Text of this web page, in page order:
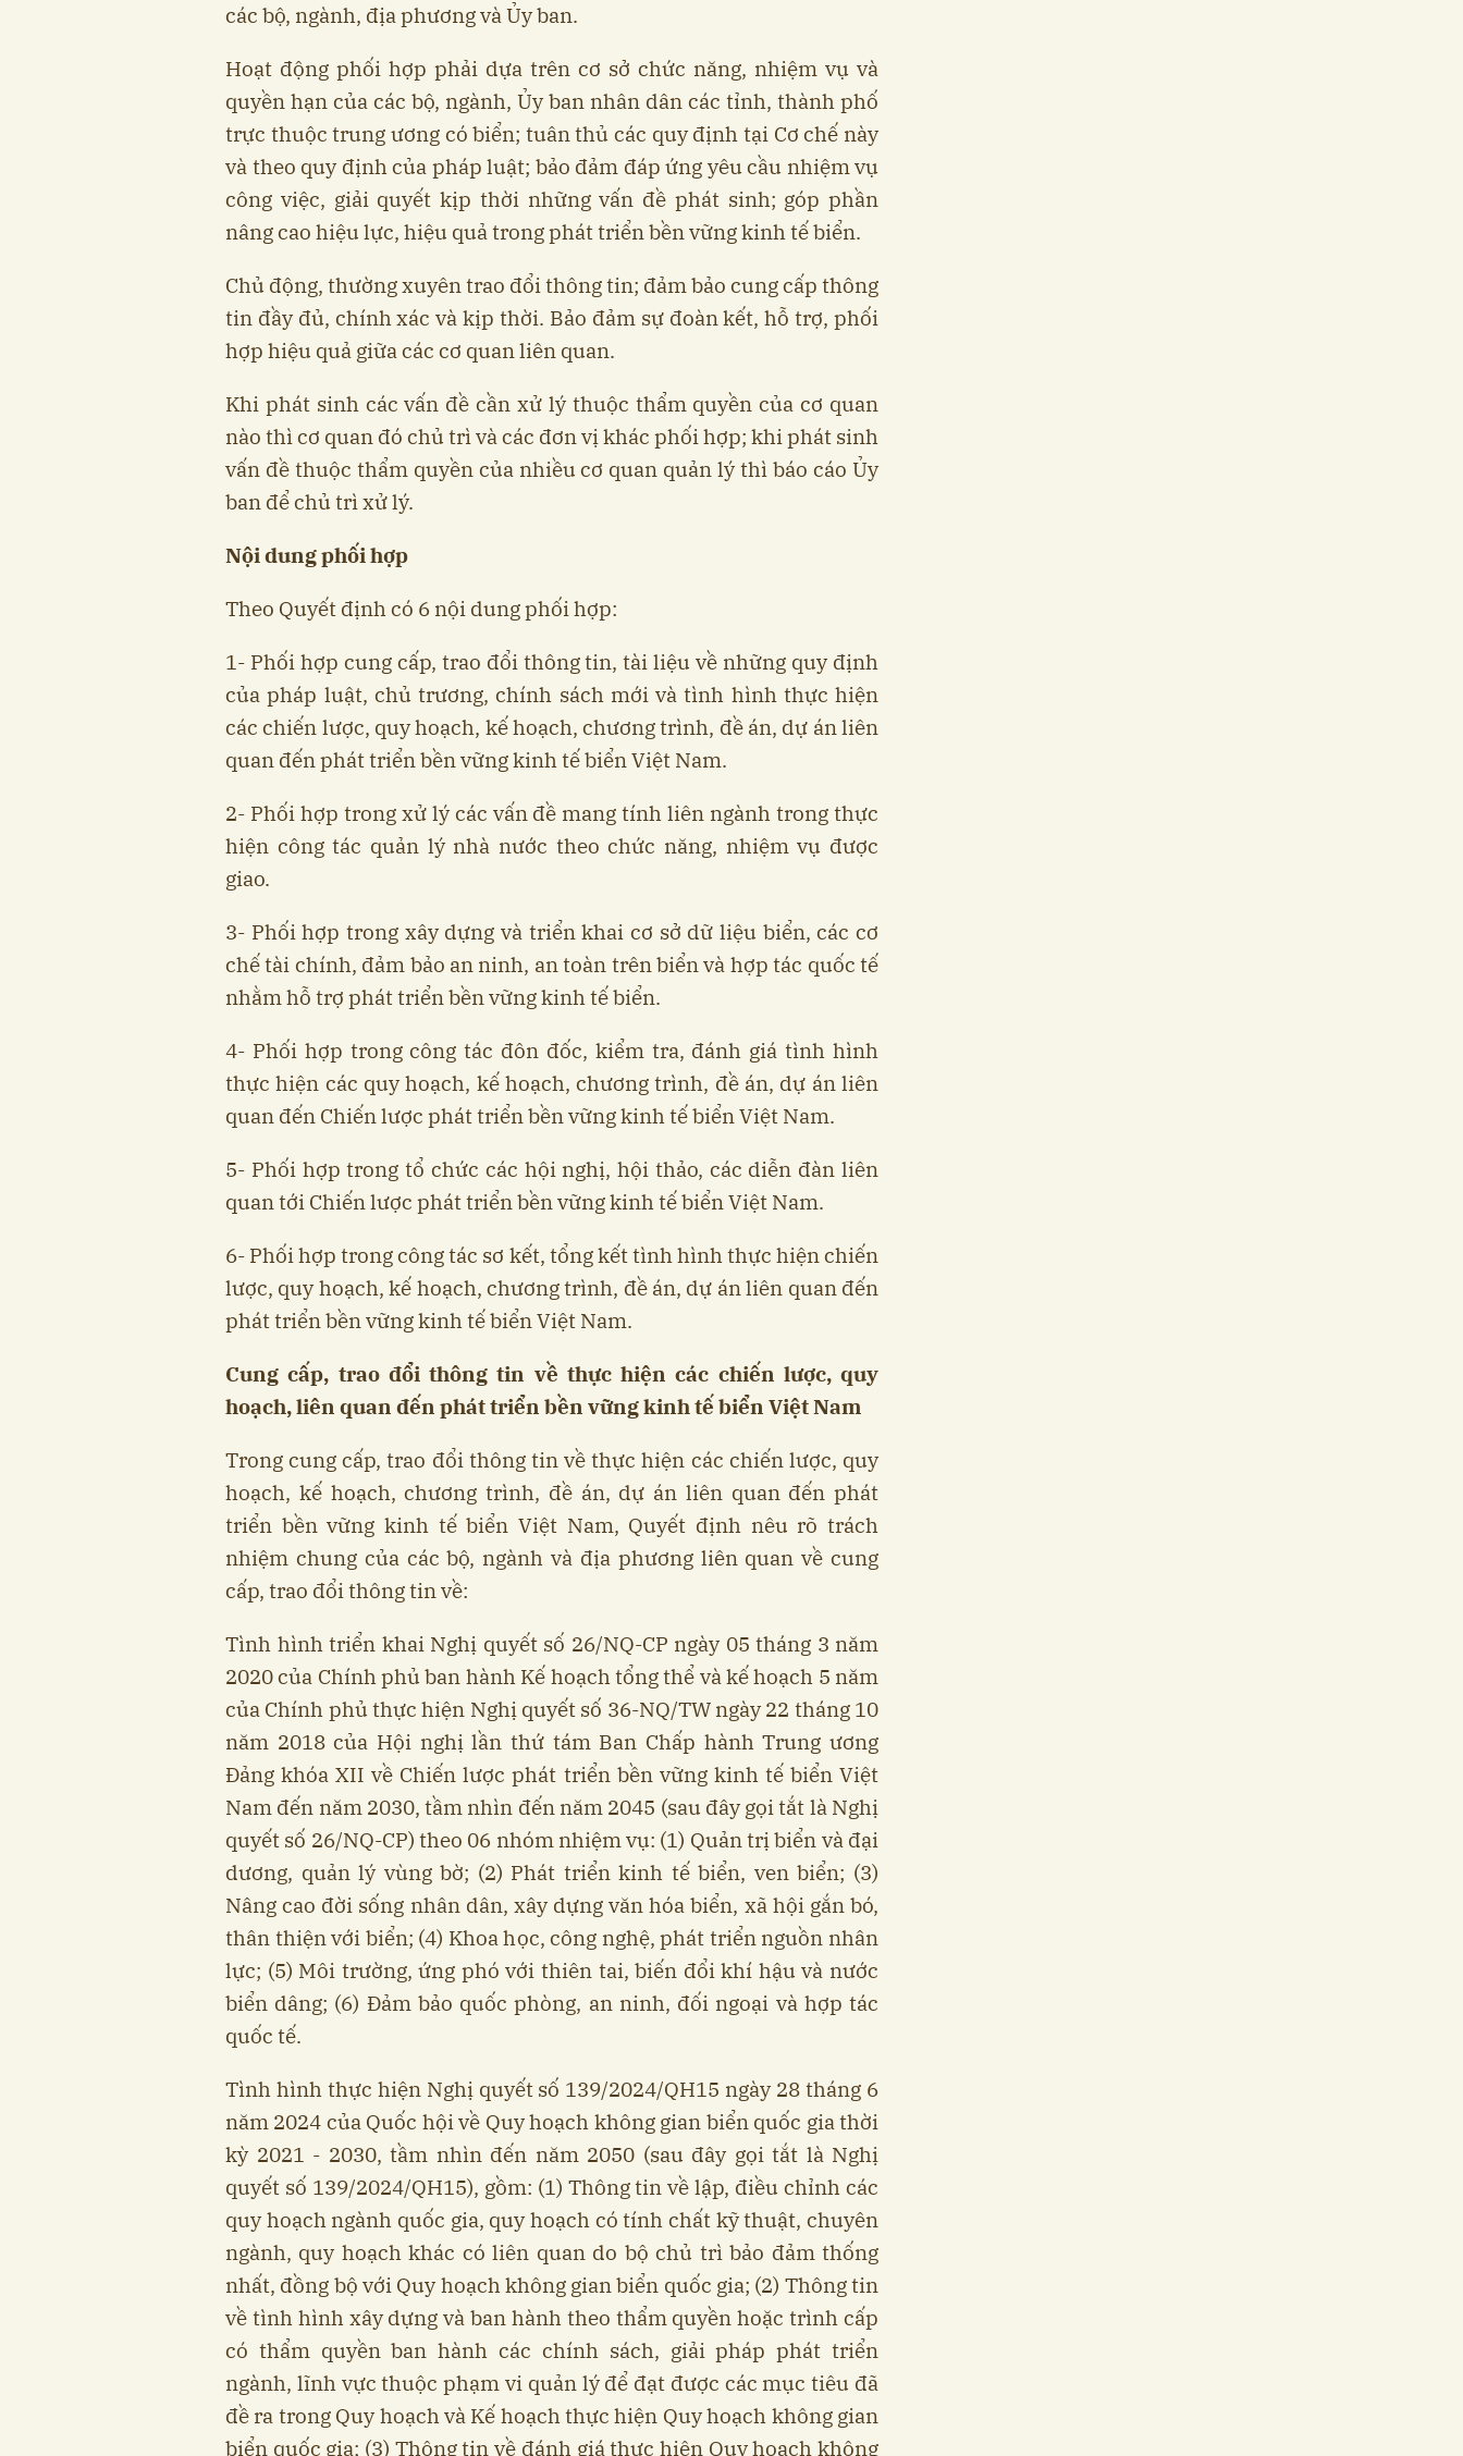
các bộ, ngành, địa phương và Ủy ban.
Hoạt động phối hợp phải dựa trên cơ sở chức năng, nhiệm vụ và
quyền hạn của các bộ, ngành, Ủy ban nhân dân các tỉnh, thành phố
trực thuộc trung ương có biển; tuân thủ các quy định tại Cơ chế này
và theo quy định của pháp luật; bảo đảm đáp ứng yêu cầu nhiệm vụ
công việc, giải quyết kịp thời những vấn đề phát sinh; góp phần
nâng cao hiệu lực, hiệu quả trong phát triển bền vững kinh tế biển.
Chủ động, thường xuyên trao đổi thông tin; đảm bảo cung cấp thông
tin đầy đủ, chính xác và kịp thời. Bảo đảm sự đoàn kết, hỗ trợ, phối
hợp hiệu quả giữa các cơ quan liên quan.
Khi phát sinh các vấn đề cần xử lý thuộc thẩm quyền của cơ quan
nào thì cơ quan đó chủ trì và các đơn vị khác phối hợp; khi phát sinh
vấn đề thuộc thẩm quyền của nhiều cơ quan quản lý thì báo cáo Ủy
ban để chủ trì xử lý.
Nội dung phối hợp
Theo Quyết định có 6 nội dung phối hợp:
1- Phối hợp cung cấp, trao đổi thông tin, tài liệu về những quy định
của pháp luật, chủ trương, chính sách mới và tình hình thực hiện
các chiến lược, quy hoạch, kế hoạch, chương trình, đề án, dự án liên
quan đến phát triển bền vững kinh tế biển Việt Nam.
2- Phối hợp trong xử lý các vấn đề mang tính liên ngành trong thực
hiện công tác quản lý nhà nước theo chức năng, nhiệm vụ được
giao.
3- Phối hợp trong xây dựng và triển khai cơ sở dữ liệu biển, các cơ
chế tài chính, đảm bảo an ninh, an toàn trên biển và hợp tác quốc tế
nhằm hỗ trợ phát triển bền vững kinh tế biển.
4- Phối hợp trong công tác đôn đốc, kiểm tra, đánh giá tình hình
thực hiện các quy hoạch, kế hoạch, chương trình, đề án, dự án liên
quan đến Chiến lược phát triển bền vững kinh tế biển Việt Nam.
5- Phối hợp trong tổ chức các hội nghị, hội thảo, các diễn đàn liên
quan tới Chiến lược phát triển bền vững kinh tế biển Việt Nam.
6- Phối hợp trong công tác sơ kết, tổng kết tình hình thực hiện chiến
lược, quy hoạch, kế hoạch, chương trình, đề án, dự án liên quan đến
phát triển bền vững kinh tế biển Việt Nam.
Cung cấp, trao đổi thông tin về thực hiện các chiến lược, quy
hoạch, liên quan đến phát triển bền vững kinh tế biển Việt Nam
Trong cung cấp, trao đổi thông tin về thực hiện các chiến lược, quy
hoạch, kế hoạch, chương trình, đề án, dự án liên quan đến phát
triển bền vững kinh tế biển Việt Nam, Quyết định nêu rõ trách
nhiệm chung của các bộ, ngành và địa phương liên quan về cung
cấp, trao đổi thông tin về:
Tình hình triển khai Nghị quyết số 26/NQ-CP ngày 05 tháng 3 năm
2020 của Chính phủ ban hành Kế hoạch tổng thể và kế hoạch 5 năm
của Chính phủ thực hiện Nghị quyết số 36-NQ/TW ngày 22 tháng 10
năm 2018 của Hội nghị lần thứ tám Ban Chấp hành Trung ương
Đảng khóa XII về Chiến lược phát triển bền vững kinh tế biển Việt
Nam đến năm 2030, tầm nhìn đến năm 2045 (sau đây gọi tắt là Nghị
quyết số 26/NQ-CP) theo 06 nhóm nhiệm vụ: (1) Quản trị biển và đại
dương, quản lý vùng bờ; (2) Phát triển kinh tế biển, ven biển; (3)
Nâng cao đời sống nhân dân, xây dựng văn hóa biển, xã hội gắn bó,
thân thiện với biển; (4) Khoa học, công nghệ, phát triển nguồn nhân
lực; (5) Môi trường, ứng phó với thiên tai, biến đổi khí hậu và nước
biển dâng; (6) Đảm bảo quốc phòng, an ninh, đối ngoại và hợp tác
quốc tế.
Tình hình thực hiện Nghị quyết số 139/2024/QH15 ngày 28 tháng 6
năm 2024 của Quốc hội về Quy hoạch không gian biển quốc gia thời
kỳ 2021 - 2030, tầm nhìn đến năm 2050 (sau đây gọi tắt là Nghị
quyết số 139/2024/QH15), gồm: (1) Thông tin về lập, điều chỉnh các
quy hoạch ngành quốc gia, quy hoạch có tính chất kỹ thuật, chuyên
ngành, quy hoạch khác có liên quan do bộ chủ trì bảo đảm thống
nhất, đồng bộ với Quy hoạch không gian biển quốc gia; (2) Thông tin
về tình hình xây dựng và ban hành theo thẩm quyền hoặc trình cấp
có thẩm quyền ban hành các chính sách, giải pháp phát triển
ngành, lĩnh vực thuộc phạm vi quản lý để đạt được các mục tiêu đã
đề ra trong Quy hoạch và Kế hoạch thực hiện Quy hoạch không gian
biển quốc gia; (3) Thông tin về đánh giá thực hiện Quy hoạch không